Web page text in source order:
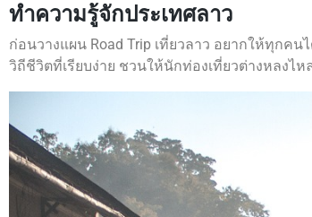
ทำความรู้จักประเทศลาว
ก่อนวางแผน Road Trip เที่ยวลาว อยากให้ทุกค
วิถีชีวิตที่เรียบง่าย ชวนให้นักท่องเที่ยวต่างหลงไ